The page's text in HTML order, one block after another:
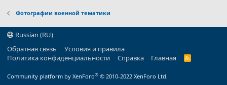
Фотографии военной тематики
Russian (RU)
Обратная связь
Условия и правила
Политика конфиденциальности
Справка Главная
R
Community platform by XenForo® © 2010-2022 XenForo Ltd.